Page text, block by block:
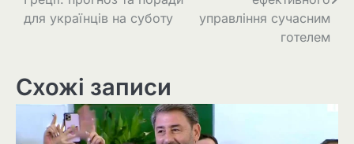
для українців на суботу
управління сучасним
готелем
Схожі записи